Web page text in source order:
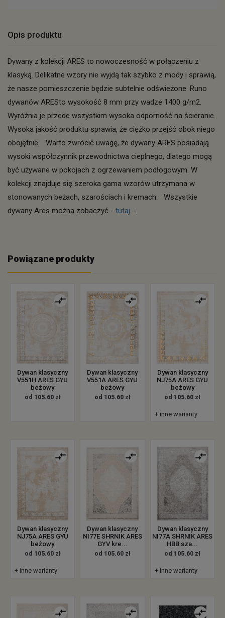
Opis produktu
Dywany z kolekcji ARES to nowoczesność w połączeniu z
klasyką. Delikatne wzory nie wyjdą tak szybko z mody i sprawią,
że nasze pomieszczenie będzie subtelnie odświeżone. Runo
dywanów ARESto wysokość 8 mm przy wadze 1400 g/m2.
Wyróżnia je przede wszystkim wysoka odporność na ścieranie.
Wysoka jakość produktu sprawia, że ciężko przejść obok niego
obojętnie. Warto zwrócić uwagę, że dywany ARES posiadają
wysoki współczynnik przewodnictwa cieplnego, dlatego mogą
być używane w pokojach z ogrzewaniem podłogowym. W
kolekcji znajduje się szeroka gama wzorów utrzymana w
stonowanych beżach, szarościach i kremach. Wszystkie
dywany Ares można zobaczyć - tutaj -.
Powiązane produkty
Dywan klasyczny
V551H ARES GYU
beżowy
od 105.60 zł
Dywan klasyczny
V551A ARES GYU
beżowy
od 105.60 zł
Dywan klasyczny
NJ75A ARES GYU
beżowy
od 105.60 zł
+ inne warianty
Dywan klasyczny
NJ75A ARES GYU
beżowy
od 105.60 zł
+ inne warianty
Dywan klasyczny
NI77E SHRNIK ARES
GYV kre...
od 105.60 zł
Dywan klasyczny
NI77A SHRNIK ARES
HBB sza...
od 105.60 zł
+ inne warianty